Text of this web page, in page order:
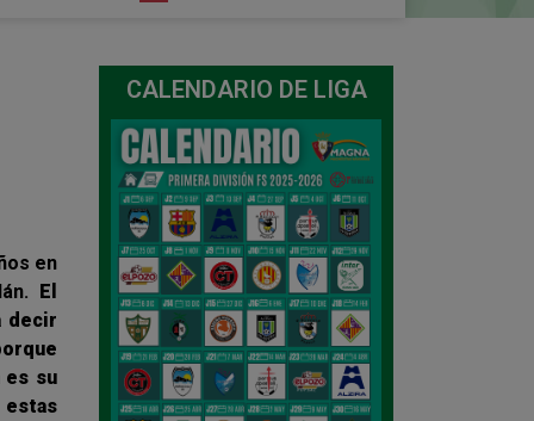
en
El
decir
es su
estas
CALENDARIO DE LIGA